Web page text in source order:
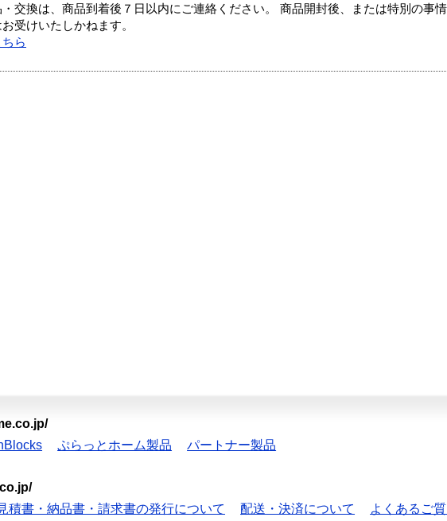
交換は、商品到着後７日以内にご連絡ください。 商品開封後、または特別の事
受けいたしかねます。
ら
ぷらっとホーム製品 パートナー製品
積書・納品書・請求書の発行について 配送・決済について
よくあるご